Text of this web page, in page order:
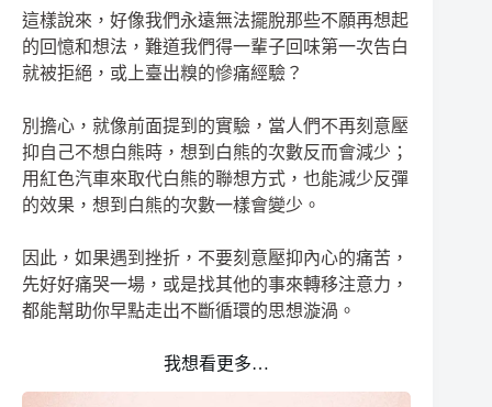
這樣說來，好像我們永遠無法擺脫那些不願再想起
的回憶和想法，難道我們得一輩子回味第一次告白
就被拒絕，或上臺出糗的慘痛經驗？
別擔心，就像前面提到的實驗，當人們不再刻意壓
抑自己不想白熊時，想到白熊的次數反而會減少；
用紅色汽車來取代白熊的聯想方式，也能減少反彈
的效果，想到白熊的次數一樣會變少。
因此，如果遇到挫折，不要刻意壓抑內心的痛苦，
先好好痛哭一場，或是找其他的事來轉移注意力，
都能幫助你早點走出不斷循環的思想漩渦。
我想看更多…